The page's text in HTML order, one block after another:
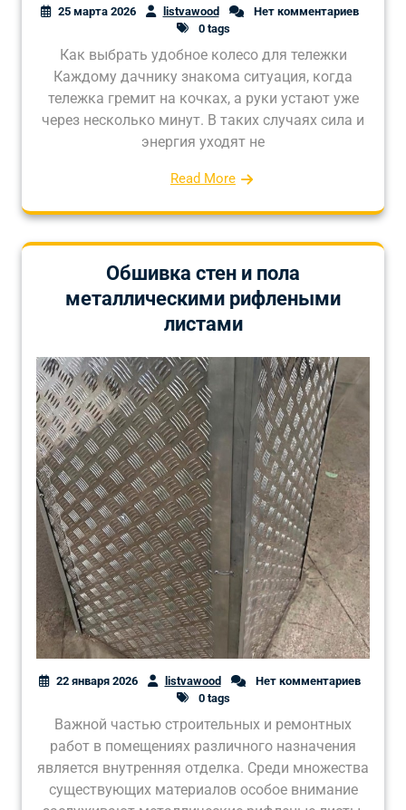
25 марта 2026 listvawood
Нет комментариев
0 tags
Как выбрать удобное колесо для тележки
Каждому дачнику знакома ситуация, когда
тележка гремит на кочках, а руки устают уже
через несколько минут. В таких случаях сила и
энергия уходят не
Read More
Обшивка стен и пола
металлическими рифлеными
листами
22 января 2026 listvawood
Нет комментариев
0 tags
Важной частью строительных и ремонтных
работ в помещениях различного назначения
является внутренняя отделка. Среди множества
существующих материалов особое внимание